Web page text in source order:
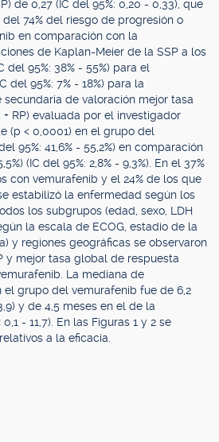
de 0,27 (IC del 95%: 0,20 - 0,33), que
74% del riesgo de progresión o
en comparación con la
de Kaplan-Meier de la SSP a los
del 95%: 38% - 55%) para el
del 95%: 7% - 18%) para la
de valoración mejor tasa
RP) evaluada por el investigador
(p < 0,0001) en el grupo del
95%: 41,6% - 55,2%) en comparación
(IC del 95%: 2,8% - 9,3%). En el 37%
con vemurafenib y el 24% de los que
estabilizó la enfermedad según los
los subgrupos (edad, sexo, LDH
la escala de ECOG, estadio de la
y regiones geográficas se observaron
y mejor tasa global de respuesta
La mediana de
el grupo del vemurafenib fue de 6,2
y de 4,5 meses en el de la
- 11,7). En las Figuras 1 y 2 se
a la eficacia.